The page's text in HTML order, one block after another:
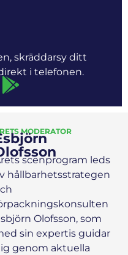
skräddarsy ditt
i telefonen.
MODERATOR
scenprogram leds
hållbarhetsstrategen
Olofsson, som
sin expertis guidar
genom aktuella